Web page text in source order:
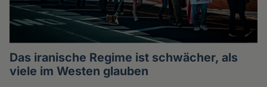
Das iranische Regime ist schwächer, als
viele im Westen glauben